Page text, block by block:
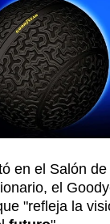
en el Salón de
el
"refleja la